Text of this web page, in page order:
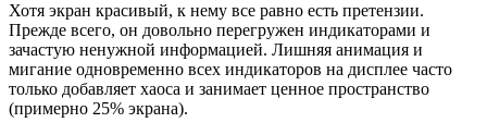
Хотя экран красивый, к нему все равно есть претензии.
Прежде всего, он довольно перегружен индикаторами и
зачастую ненужной информацией. Лишняя анимация и
мигание одновременно всех индикаторов на дисплее часто
только добавляет хаоса и занимает ценное пространство
(примерно 25% экрана).